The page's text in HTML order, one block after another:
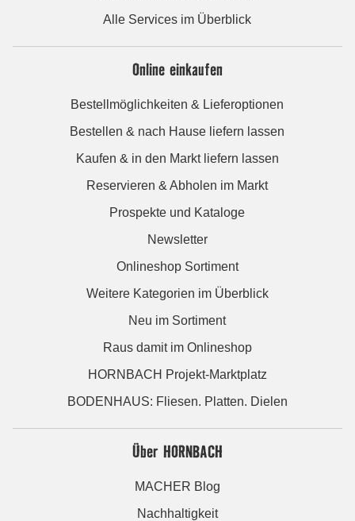
Alle Services im Überblick
Online einkaufen
Bestellmöglichkeiten & Lieferoptionen
Bestellen & nach Hause liefern lassen
Kaufen & in den Markt liefern lassen
Reservieren & Abholen im Markt
Prospekte und Kataloge
Newsletter
Onlineshop Sortiment
Weitere Kategorien im Überblick
Neu im Sortiment
Raus damit im Onlineshop
HORNBACH Projekt-Marktplatz
BODENHAUS: Fliesen. Platten. Dielen
Über HORNBACH
MACHER Blog
Nachhaltigkeit